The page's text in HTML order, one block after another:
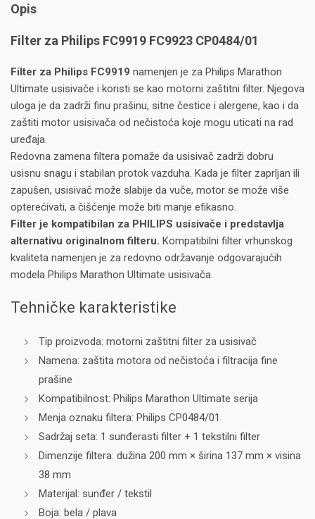
Opis
Filter za Philips FC9919 FC9923 CP0484/01
Filter za Philips FC9919 namenjen je za Philips Marathon
Ultimate usisivače i koristi se kao motorni zaštitni filter. Njegova
uloga je da zadrži finu prašinu, sitne čestice i alergene, kao i da
zaštiti motor usisivača od nečistoća koje mogu uticati na rad
uređaja.
Redovna zamena filtera pomaže da usisivač zadrži dobru
usisnu snagu i stabilan protok vazduha. Kada je filter zaprljan ili
zapušen, usisivač može slabije da vuče, motor se može više
opterećivati, a čišćenje može biti manje efikasno.
Filter je kompatibilan za PHILIPS usisivače i predstavlja
alternativu originalnom filteru. Kompatibilni filter vrhunskog
kvaliteta namenjen je za redovno održavanje odgovarajućih
modela Philips Marathon Ultimate usisivača.
Tehničke karakteristike
Tip proizvoda: motorni zaštitni filter za usisivač
Namena: zaštita motora od nečistoća i filtracija fine
prašine
Kompatibilnost: Philips Marathon Ultimate serija
Menja oznaku filtera: Philips CP0484/01
Sadržaj seta: 1 sunđerasti filter + 1 tekstilni filter
Dimenzije filtera: dužina 200 mm × širina 137 mm × visina
38 mm
Materijal: sunđer / tekstil
Boja: bela / plava